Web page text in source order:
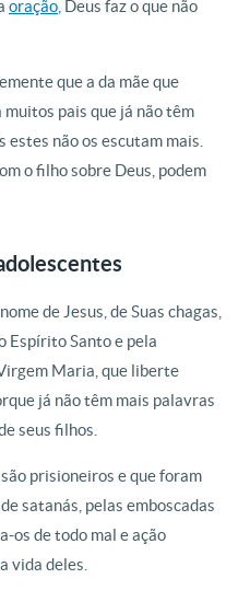
oração , Deus faz o que não
que a da mãe que
muitos pais que já não têm
estes não os escutam mais.
o filho sobre Deus, podem
de Jesus, de Suas chagas,
Espírito Santo e pela
Maria, que liberte
já não têm mais palavras
seus filhos.
prisioneiros e que foram
satanás, pelas emboscadas
os de todo mal e ação
vida deles.